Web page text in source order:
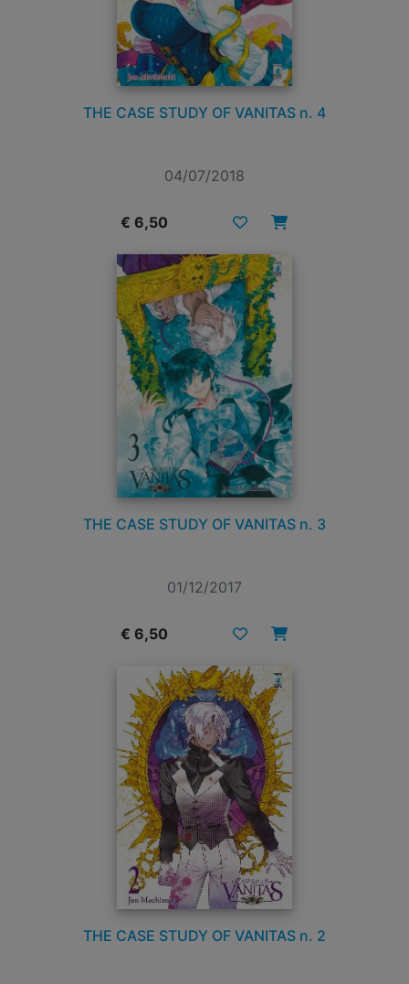
THE CASE STUDY OF VANITAS n. 4
04/07/2018
€ 6,50
THE CASE STUDY OF VANITAS n. 3
01/12/2017
€ 6,50
THE CASE STUDY OF VANITAS n. 2